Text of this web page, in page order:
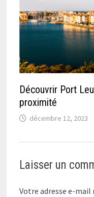
Découvrir Port
proximité
décembre 12, 2023
Laisser un
Votre adresse e-mail